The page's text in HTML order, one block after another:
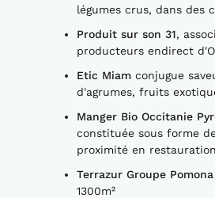
légumes crus, dans des
Produit sur son 31,
producteurs endirect
Etic Miam conjugue
d'agrumes, fruits
Manger Bio Occitanie
constituée sous forme
proximité en
Terrazur Groupe Pomona
1300m²